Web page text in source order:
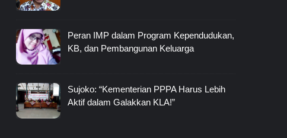
Peran IMP dalam Program Kependudukan,
KB, dan Pembangunan Keluarga
Sujoko: “Kementerian PPPA Harus Lebih
Aktif dalam Galakkan KLA!”